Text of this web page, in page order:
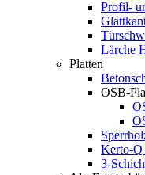
Profil-
Lärche
Platten
OSB-
Kerto-Q
3-